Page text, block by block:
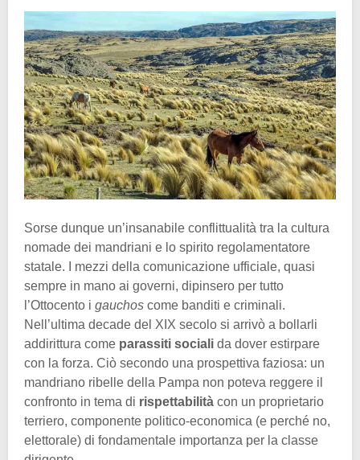
Sorse dunque un’insanabile conflittualità tra la cultura
nomade dei mandriani e lo spirito regolamentatore
statale. I mezzi della comunicazione ufficiale, quasi
sempre in mano ai governi, dipinsero per tutto
l’Ottocento i gauchos come banditi e criminali.
Nell’ultima decade del XIX secolo si arrivò a bollarli
addirittura come parassiti sociali da dover estirpare
con la forza. Ciò secondo una prospettiva faziosa: un
mandriano ribelle della Pampa non poteva reggere il
confronto in tema di rispettabilità con un proprietario
terriero, componente politico-economica (e perché no,
elettorale) di fondamentale importanza per la classe